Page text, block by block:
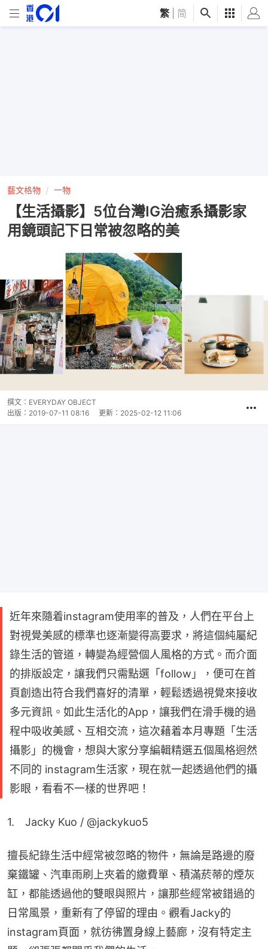
繁 简
藝文格物 一物
【生活攝影】5位台灣IG治癒系攝影家
用鏡頭記下日常被忽略的美
撰文： EVERYDAY OBJECT
出版： 2019-07-11 08:16 更新： 2025-02-12 11:06
近年來隨着instagram使用率的普及，人們在平台上
對視覺美感的標準也逐漸變得高要求，將這個純屬紀
錄生活的管道，轉變為經營個人風格的方式。而介面
的排版設定，讓我們只需點選「follow」，便可在首
頁創造出符合我們喜好的清單，輕鬆透過視覺來接收
多元資訊。如此生活化的App，讓我們在滑手機的過
程中吸收美感、互相交流，這次藉着本月專題「生活
攝影」的機會，想與大家分享編輯精選五個風格迥然
不同的 instagram生活家，現在就一起透過他們的攝
影眼，看看不一樣的世界吧！
1.　Jacky Kuo / @jackykuo5
擅長紀錄生活中經常被忽略的物件，無論是路邊的廢
棄鐵罐、汽車雨刷上夾着的繳費單、積滿菸蒂的煙灰
缸，都能透過他的雙眼與照片，讓那些經常被錯過的
日常風景，重新有了停留的理由。觀看Jacky的
instagram頁面，就彷彿置身線上藝廊，沒有特定主